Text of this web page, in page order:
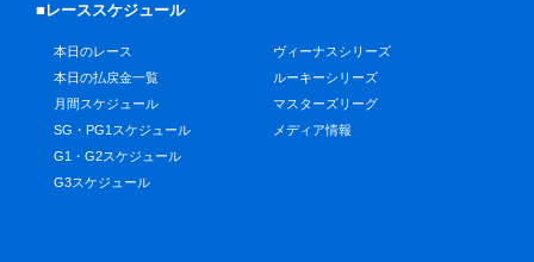
■レーススケジュール
本日のレース
本日の払戻金一覧
月間スケジュール
SG・PG1スケジュール
G1・G2スケジュール
G3スケジュール
ヴィーナスシリーズ
ルーキーシリーズ
マスターズリーグ
メディア情報